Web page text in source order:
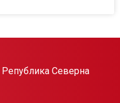
Република Северна